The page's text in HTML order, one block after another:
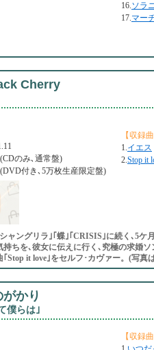
16.ソラ
17.マー
Cherry
【収録曲
1.イエス
2.Stop it
のみ､通常盤)
付き､5万枚生産限定盤)
ャングリラ｣｢蝶｣｢CRISIS｣に続く､5
持ちを､彼女に伝えに行く､究極の求婚
｢Stop it love｣をセルフ･カヴァー。(写真
かり
僕らは｣
【収録曲